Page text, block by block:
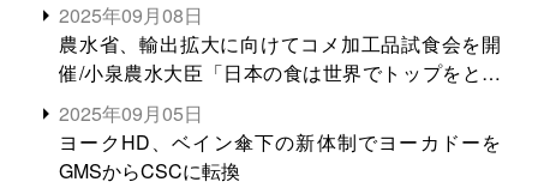
2025年09月08日
農水省、輸出拡大に向けてコメ加工品試食会を開
催/小泉農水大臣「日本の食は世界でトップをとれ
る。米増産に向けて、米輸出需要の拡大を」
2025年09月05日
ヨークHD、ベイン傘下の新体制でヨーカドーを
GMSからCSCに転換